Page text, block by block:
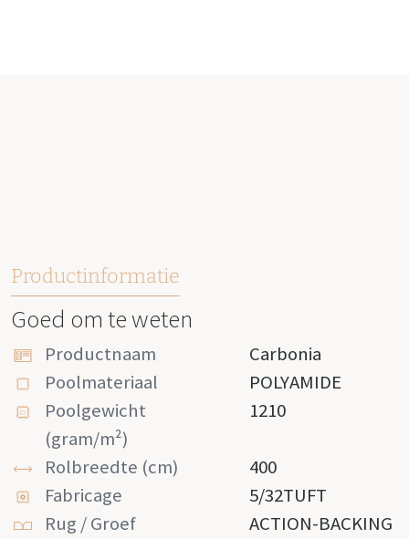
Productinformatie
Goed om te weten
Productnaam
Carbonia
Poolmateriaal
POLYAMIDE
Poolgewicht
(gram/m²)
1210
Rolbreedte (cm)
400
Fabricage
5/32TUFT
Rug / Groef
ACTION-BACKING